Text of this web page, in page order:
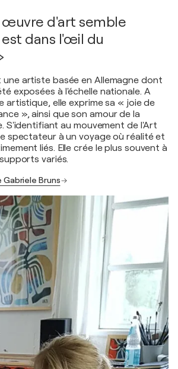
œuvre d'art semble
dans l'œil du
une artiste basée en Allemagne dont
exposées à l'échelle nationale. A
artistique, elle exprime sa « joie de
», ainsi que son amour de la
S'identifiant au mouvement de l'Art
spectateur à un voyage où réalité et
liés. Elle crée le plus souvent à
variés.
Gabriele Bruns